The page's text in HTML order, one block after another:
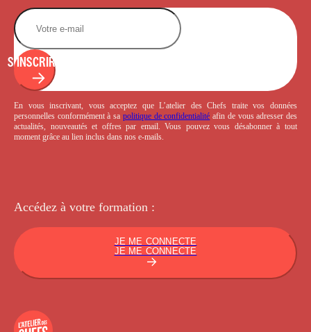
S'INSCRIRE
En vous inscrivant, vous acceptez que L’atelier des Chefs traite vos données
personnelles conformément à sa politique de confidentialité afin de vous adresser des
actualités, nouveautés et offres par email. Vous pouvez vous désabonner à tout
moment grâce au lien inclus dans nos e-mails.
Accédez à votre formation :
JE ME CONNECTE
JE ME CONNECTE